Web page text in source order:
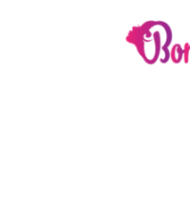
Penteados